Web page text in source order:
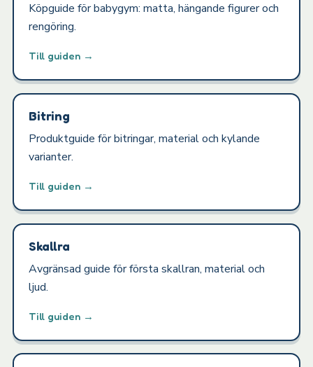
Köpguide för babygym: matta, hängande figurer och
rengöring.
Till guiden →
Bitring
Produktguide för bitringar, material och kylande
varianter.
Till guiden →
Skallra
Avgränsad guide för första skallran, material och
ljud.
Till guiden →